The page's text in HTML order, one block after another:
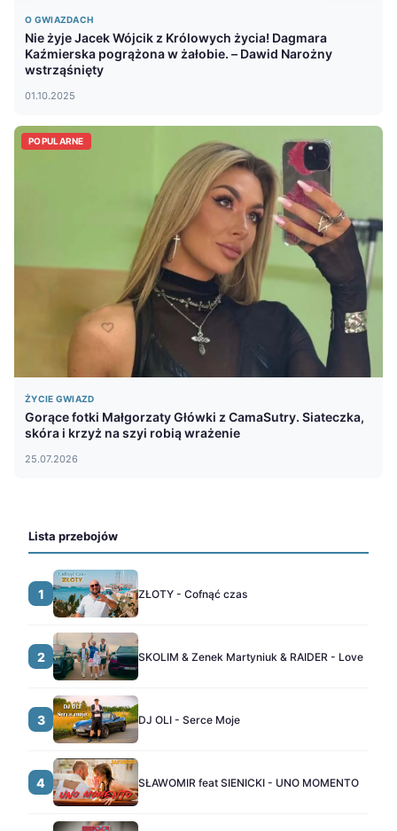
O GWIAZDACH
Nie żyje Jacek Wójcik z Królowych życia! Dagmara
Kaźmierska pogrążona w żałobie. – Dawid Narożny
wstrząśnięty
01.10.2025
POPULARNE
ŻYCIE GWIAZD
Gorące fotki Małgorzaty Główki z CamaSutry. Siateczka,
skóra i krzyż na szyi robią wrażenie
25.07.2026
Lista przebojów
1 ZŁOTY - Cofnąć czas
2 SKOLIM & Zenek Martyniuk & RAIDER - Love
3 DJ OLI - Serce Moje
4 SŁAWOMIR feat SIENICKI - UNO MOMENTO